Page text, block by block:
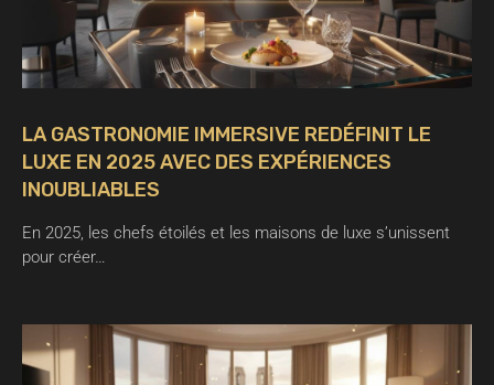
LA GASTRONOMIE IMMERSIVE REDÉFINIT LE
LUXE EN 2025 AVEC DES EXPÉRIENCES
INOUBLIABLES
En 2025, les chefs étoilés et les maisons de luxe s’unissent
pour créer…